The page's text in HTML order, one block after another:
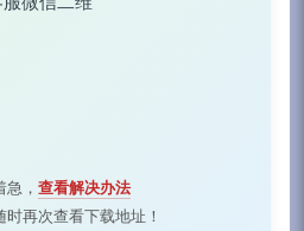
， 查看解决办法
再次查看下载地址！